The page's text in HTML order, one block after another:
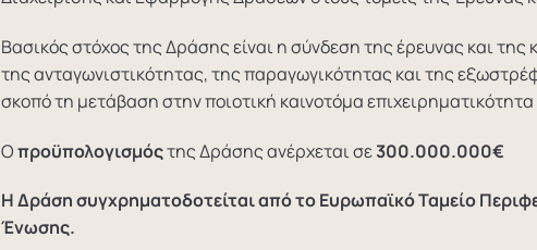
Βασικός στόχος της Δράσης είναι η σύνδεση της έρευνας και της
της ανταγωνιστικότητας, της παραγωγικότητας και της
σκοπό τη μετάβαση στην ποιοτική καινοτόμα
Οπροϋπολογισμόςτης Δράσης ανέρχεται σε300.000.000€
Η Δράση συγχρηματοδοτείται από το Ευρωπαϊκό Ταμείο
Ένωσης.